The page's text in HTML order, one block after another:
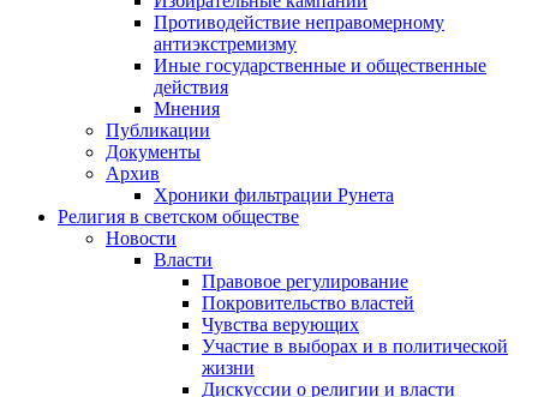
Противодействие неправомерному
антиэкстремизму
Иные государственные и общественные
действия
Мнения
Публикации
Документы
Архив
Хроники фильтрации Рунета
Религия в светском обществе
Новости
Власти
Правовое регулирование
Покровительство властей
Чувства верующих
Участие в выборах и в политической
жизни
Дискуссии о религии и власти